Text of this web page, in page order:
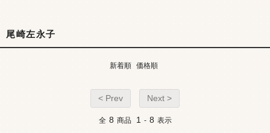
尾崎左永子
新着順 価格順
< Prev Next >
全 8 商品 1 - 8 表示